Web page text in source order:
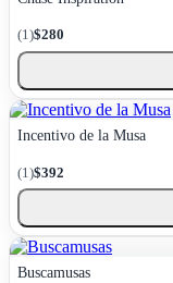
(1)$280
Incentivo de la Musa
(1)$392
Buscamusas